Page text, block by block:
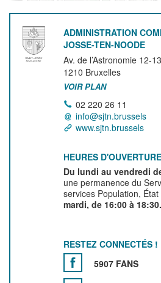
ADMINISTRATION
JOSSE-TEN-NOODE
Av. de l’Astronomie 12-13
1210 Bruxelles
VOIR PLAN
02 220 26 11
info@sjtn.brussels
www.sjtn.brussels
HEURES D'OUVERTURE
Du lundi au vendredi
une permanence du
services Population,
mardi, de 16:00 à 18:30.
RESTEZ CONNECTÉS !
5907 FANS